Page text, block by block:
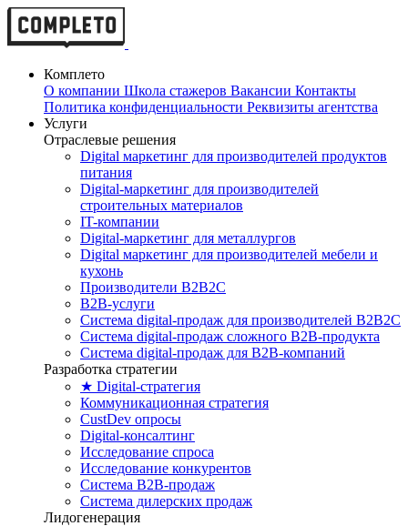
Комплето
О компании Школа стажеров Вакансии Контакты
Политика конфиденциальности Реквизиты агентства
Услуги
Отраслевые решения
Digital маркетинг для производителей продуктов
питания
Digital-маркетинг для производителей
строительных материалов
IT-компании
Digital-маркетинг для металлургов
Digital маркетинг для производителей мебели и
кухонь
Производители B2B2C
B2B-услуги
Cистема digital-продаж для производителей B2B2C
Система digital-продаж сложного B2B-продукта
Система digital-продаж для B2B-компаний
Разработка стратегии
★ Digital-стратегия
Коммуникационная стратегия
CustDev опросы
Digital-консалтинг
Исследование спроса
Исследование конкурентов
Система B2B-продаж
Система дилерских продаж
Лидогенерация